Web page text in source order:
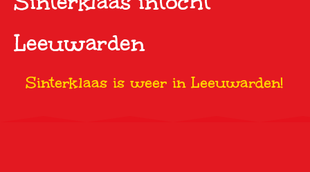
Leeuwarden
Sinterklaas is weer in Leeuwarden!